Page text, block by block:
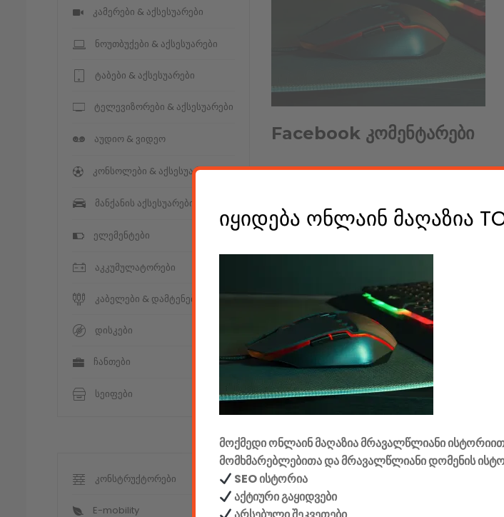
Facebook კომენტარები
კომენტარის დასატოვებლად უნდა გაიაროთ
კამერები & აქსესუარები
ნოუთბუქები & აქსესუარები
ტაბები & აქსესუარები
ტელევიზორები & აქსესუარები
აუდიო & ვიდეო
კონსოლები & აქსესუარები
მანქანის აქსესუარები
ელემენტები
აკკუმულატორები
კაბელები & დამტენები
დისკები
ჩანთები
სეიფები
კონსტრუქტორები
E-mobility
იყიდება ონლაინ მაღაზია
მოქმედი ონლაინ მაღაზია მრავალწლიანი
მომხმარებლებითა და მრავალწლიანი დომენის
SEO ისტორია
აქტიური გაყიდვები